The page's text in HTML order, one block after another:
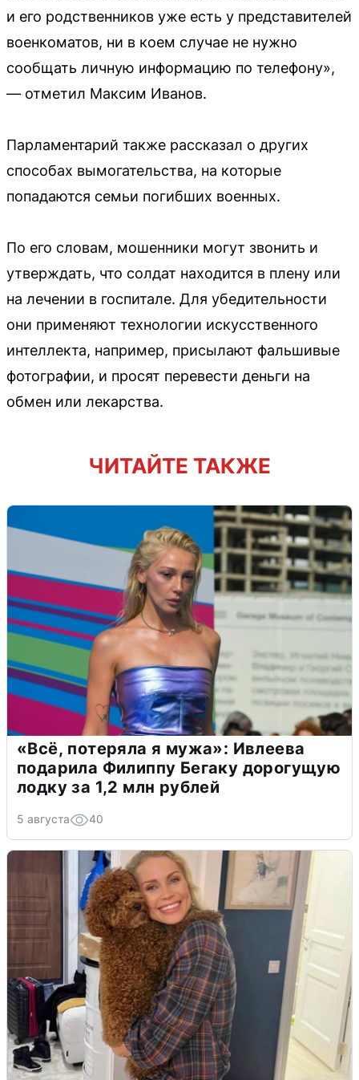
и его родственников уже есть у представителей
военкоматов, ни в коем случае не нужно
сообщать личную информацию по телефону»,
— отметил Максим Иванов.
Парламентарий также рассказал о других
способах вымогательства, на которые
попадаются семьи погибших военных.
По его словам, мошенники могут звонить и
утверждать, что солдат находится в плену или
на лечении в госпитале. Для убедительности
они применяют технологии искусственного
интеллекта, например, присылают фальшивые
фотографии, и просят перевести деньги на
обмен или лекарства.
ЧИТАЙТЕ ТАКЖЕ
«Всё, потеряла я мужа»: Ивлеева
подарила Филиппу Бегаку дорогущую
лодку за 1,2 млн рублей
5 августа 40